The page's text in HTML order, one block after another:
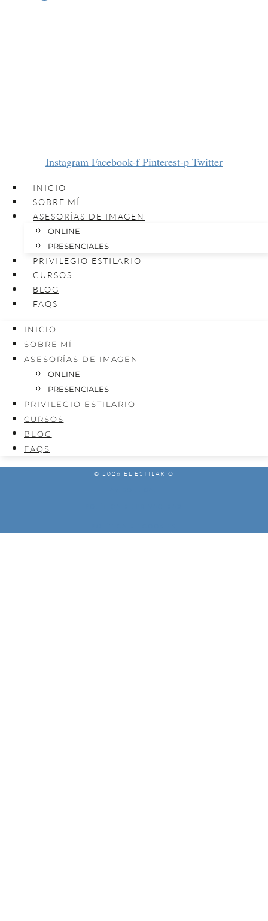
Instagram Facebook-f Pinterest-p Twitter
INICIO
SOBRE MÍ
ASESORÍAS DE IMAGEN
ONLINE
PRESENCIALES
PRIVILEGIO ESTILARIO
CURSOS
BLOG
FAQS
INICIO
SOBRE MÍ
ASESORÍAS DE IMAGEN
ONLINE
PRESENCIALES
PRIVILEGIO ESTILARIO
CURSOS
BLOG
FAQS
© 2026 EL ESTILARIO